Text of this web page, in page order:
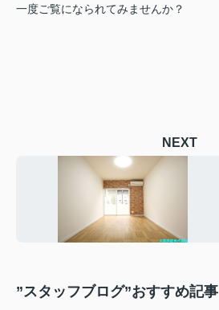
一度ご覧になられてみませんか？
NEXT
”スタッフブログ”おすすめ記事